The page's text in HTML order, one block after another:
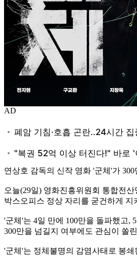
AD
연상호 감독의 신작 영화 '군체'가
오늘(29일) 영화진흥위원회 통합전
박스오피스 정상 자리를 굳건하게 지
'군체'는 4일 만에 100만을 돌파했고,
300만을 넘길지 여부에도 관심이 쏠
'군체'는 정체불명의 감염사태로 봉